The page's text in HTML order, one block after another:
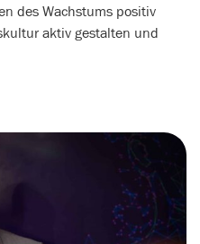
des Wachstums positiv
aktiv gestalten und